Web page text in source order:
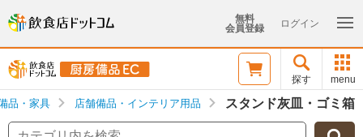
無料
会員登録
ログイン
探す menu
スタンド灰皿・ゴミ箱
店舗備品・インテリア用品
品・家具